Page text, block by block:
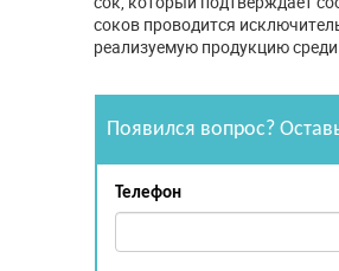
соков проводится
реализуемую продукцию
Появился вопрос?
Телефон